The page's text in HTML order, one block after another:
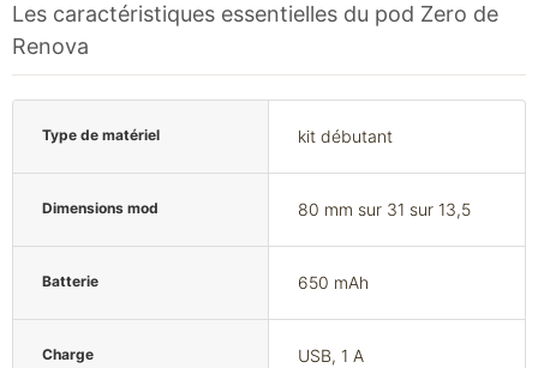
Les caractéristiques essentielles du pod Zero de
Renova
Type de matériel kit débutant
Dimensions mod 80 mm sur 31 sur 13,5
Batterie 650 mAh
Charge USB, 1 A